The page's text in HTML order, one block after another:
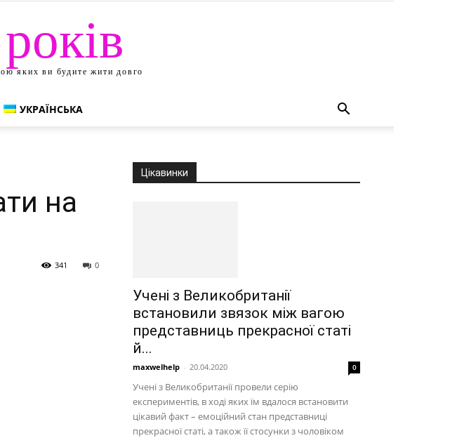
яких ви будите жити довго
УКРАЇНСЬКА
на
0
341
Цікавинки
Учені з Великобританії
встановили звязок між вагою
представниць прекрасної статі
й...
maxwelhelp - 20.04.2020 0
Учені з Великобританії провели серію
експериментів, в ході яких їм вдалося встановити
цікавий факт – емоційний стан представниці
прекрасної статі, а також її стосунки з чоловіком